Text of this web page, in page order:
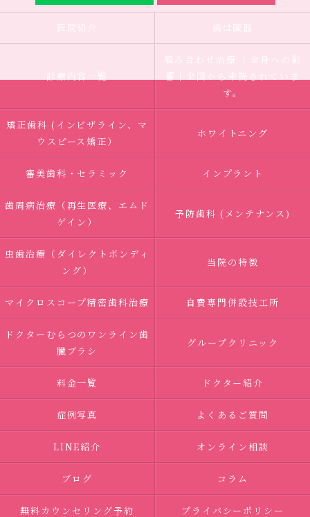
医院紹介 歯は臓器
診療内容一覧
噛み合わせ治療 ｜全身への影
響｜全国から来院されていま
す。
矯正歯科 (インビザライン、マ
ウスピース矯正）
ホワイトニング
審美歯科・セラミック インプラント
歯周病治療（再生医療、エムド
ゲイン）
予防歯科 (メンテナンス)
虫歯治療（ダイレクトボンディ
ング）
当院の特徴
マイクロスコープ精密歯科治療 自費専門併設技工所
ドクターむらつのワンライン歯
臓ブラシ
グループクリニック
料金一覧 ドクター紹介
症例写真 よくあるご質問
LINE紹介 オンライン相談
ブログ コラム
無料カウンセリング予約 プライバシーポリシー